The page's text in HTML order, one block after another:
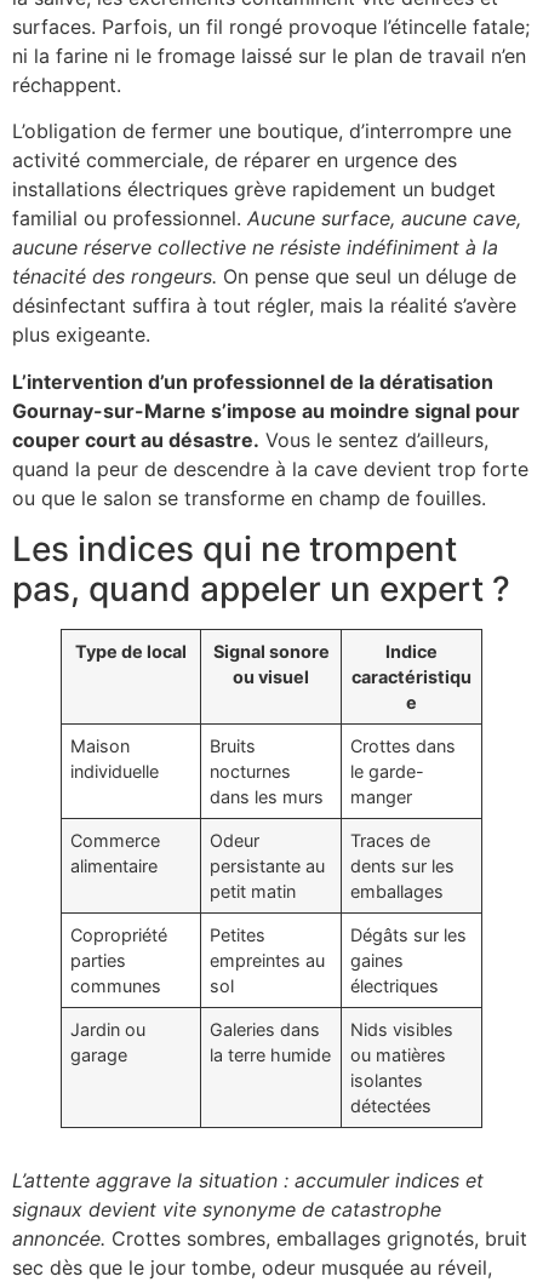
surfaces. Parfois, un fil rongé provoque l’étincelle fatale;
ni la farine ni le fromage laissé sur le plan de travail n’en
réchappent.
L’obligation de fermer une boutique, d’interrompre une
activité commerciale, de réparer en urgence des
installations électriques grève rapidement un budget
familial ou professionnel. Aucune surface, aucune cave,
aucune réserve collective ne résiste indéfiniment à la
ténacité des rongeurs. On pense que seul un déluge de
désinfectant suffira à tout régler, mais la réalité s’avère
plus exigeante.
L’intervention d’un professionnel de la dératisation
Gournay-sur-Marne s’impose au moindre signal pour
couper court au désastre. Vous le sentez d’ailleurs,
quand la peur de descendre à la cave devient trop forte
ou que le salon se transforme en champ de fouilles.
Les indices qui ne trompent
pas, quand appeler un expert ?
Type de local
Signal sonore
ou visuel
Indice
caractéristiqu
e
Maison
individuelle
Bruits
nocturnes
dans les murs
Crottes dans
le garde-
manger
Commerce
alimentaire
Odeur
persistante au
petit matin
Traces de
dents sur les
emballages
Copropriété
parties
communes
Petites
empreintes au
sol
Dégâts sur les
gaines
électriques
Jardin ou
garage
Galeries dans
la terre humide
Nids visibles
ou matières
isolantes
détectées
L’attente aggrave la situation : accumuler indices et
signaux devient vite synonyme de catastrophe
annoncée. Crottes sombres, emballages grignotés, bruit
sec dès que le jour tombe, odeur musquée au réveil,